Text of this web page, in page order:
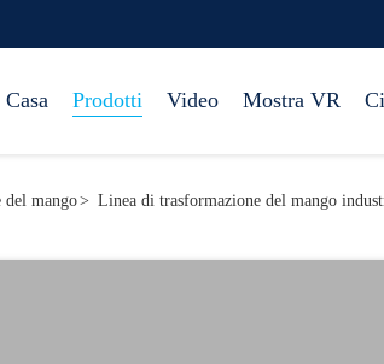
Casa Prodotti Video Mostra VR
del mango> Linea di trasformazione del mango